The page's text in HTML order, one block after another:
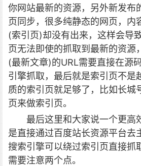
你网站最新的资源，另外新发布
页同步，很多纯静态的网页，内
(索引页)却没有出来，这样会导
页无法即使的抓取到最新的资源
(最新文章)的URL需要直接在源
引擎抓取，最后就是索引页不是
质的索引页就足够了，比如长城
页来做索引页。
最后这里和大家说一个更高
是直接通过百度站长资源平台去
搜索引擎可以绕过索引页直接抓
需要注意两个点。